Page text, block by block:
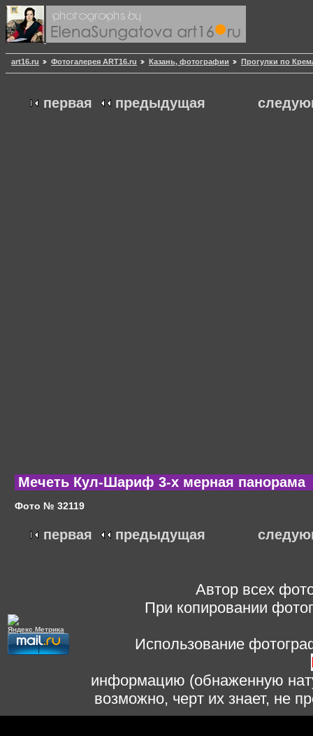
art16.ru Фотогалерея ART16.ru Казань, фотографии Прогулки по
первая предыдущая
Мечеть Кул-Шариф 3-х мерная панорама
Фото № 32119
первая предыдущая
Автор всех
При копировании
Использование
информацию (обнаженную
возможно, черт их знает, не